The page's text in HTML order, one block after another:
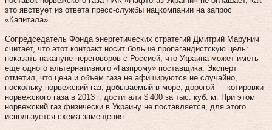
это явствует из ответа пресс-службы нацкомпании на запрос
«Капитала».
Сопредседатель Фонда энергетических стратегий Дмитрий Марунич
считает, что этот контракт носит больше пропагандистскую цель:
показать накануне переговоров с Россией, что Украина может иметь
еще одного альтернативного «Газпрому» поставщика. Эксперт
отметил, что цена и объем газа не афишируются не случайно,
поскольку норвежский газ, добываемый в море, дорогой — котировки
норвежского газа в 2013 г. достигали $ 400 за тыс. куб. м. При этом
норвежский газ физически в Украину не поставляется, для этого
используется схема замещения.